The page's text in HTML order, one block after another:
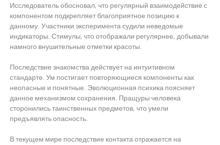
Исследователь обосновал, что регулярный взаимодействие с
компонентом подкрепляет благоприятное позицию к
данному. Участники эксперимента судили неведомые
индикаторы. Стимулы, что отображали регулярнее, добывали
намного внушительные отметки красоты.
Последствие знакомства действует на интуитивном
стандарте. Ум постигает повторяющиеся компоненты как
неопасные и понятные. Эволюционная психика поясняет
данное механизмом сохранения. Пращуры человека
сторонились таинственных предметов, что умели
предъявлять опасность.
В текущем мире последствие контакта отражается на